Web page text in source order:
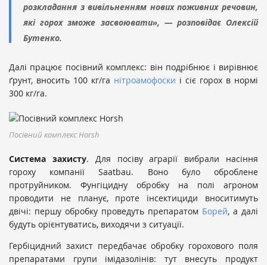
розкладання з вивільненням нових поживних речовин,
які горох зможе засвоювати», — розповідає Олексій
Бутенко.
Далі працює посівний комплекс: він подрібнює і вирівнює
ґрунт, вносить 100 кг/га нітроамофоски і сіє горох в нормі
300 кг/га.
Посівний комплекс Horsh
Система захисту. Для посіву аграрії вибрали насіння
гороху компанії Saatbau. Воно було оброблене
протруйником. Фунгіцидну обробку на полі агроном
проводити не планує, проте інсектициди вноситимуть
двічі: першу обробку проведуть препаратом Борей, а далі
будуть орієнтуватись, виходячи з ситуації.
Гербіцидний захист передбачає обробку горохового поля
препаратами групи імідазолінів: тут внесуть продукт